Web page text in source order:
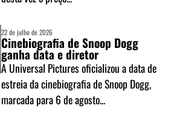
22 de julho de 2026
Cinebiografia de Snoop Dogg
ganha data e diretor
A Universal Pictures oficializou a data de
estreia da cinebiografia de Snoop Dogg,
marcada para 6 de agosto...